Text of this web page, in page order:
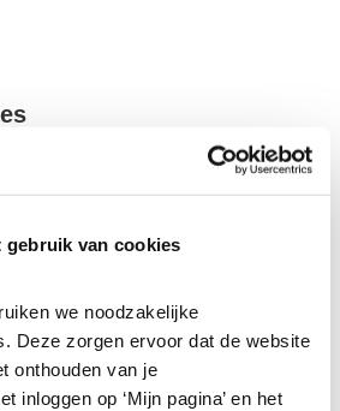
gebruik van cookies
we noodzakelijke
Deze zorgen ervoor dat de website
onthouden van je
inloggen op ‘Mijn pagina’ en het